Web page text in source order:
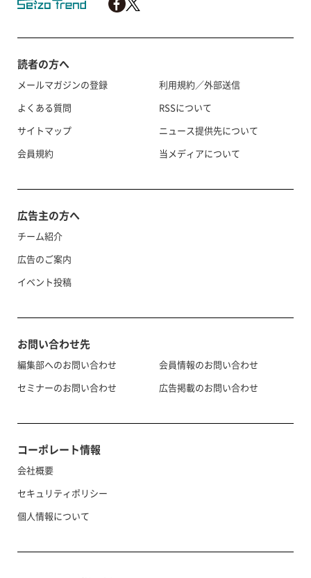
読者の方へ
メールマガジンの登録
よくある質問
サイトマップ
会員規約
利用規約／外部送信
RSSについて
ニュース提供先について
当メディアについて
広告主の方へ
チーム紹介
広告のご案内
イベント投稿
お問い合わせ先
編集部へのお問い合わせ
セミナーのお問い合わせ
会員情報のお問い合わせ
広告掲載のお問い合わせ
コーポレート情報
会社概要
セキュリティポリシー
個人情報について